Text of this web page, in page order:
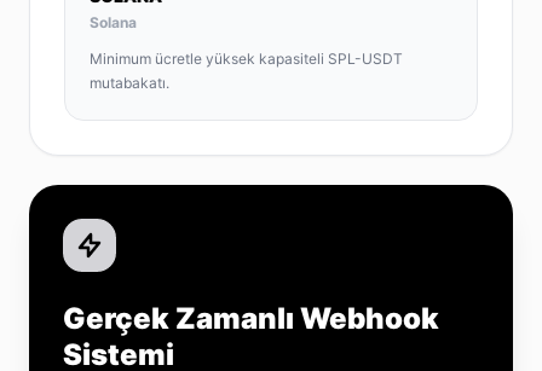
Solana
Minimum ücretle yüksek kapasiteli SPL-USDT
mutabakatı.
Gerçek Zamanlı Webhook
Sistemi